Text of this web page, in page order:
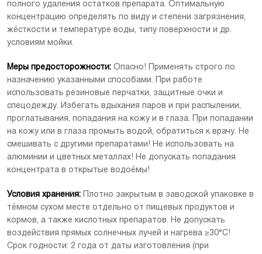
полного удаления остатков препарата. Оптимальную
концентрацию определять по виду и степени загрязнения,
жёсткости и температуре воды, типу поверхности и др.
условиям мойки.
Меры предосторожности: Опасно! Применять строго по
назначению указанными способами. При работе
использовать резиновые перчатки, защитные очки и
спецодежду. Избегать вдыхания паров и при распылении,
проглатывания, попадания на кожу и в глаза. При попадании
на кожу или в глаза промыть водой, обратиться к врачу. Не
смешивать с другими препаратами! Не использовать на
алюминии и цветных металлах! Не допускать попадания
концентрата в открытые водоёмы!
Условия хранения:
Плотно закрытым в заводской упаковке в
тёмном сухом месте отдельно от пищевых продуктов и
кормов, а также кислотных препаратов. Не допускать
воздействия прямых солнечных лучей и нагрева ≥30°С!
Срок годности: 2 года от даты изготовления (при
[Скачать]